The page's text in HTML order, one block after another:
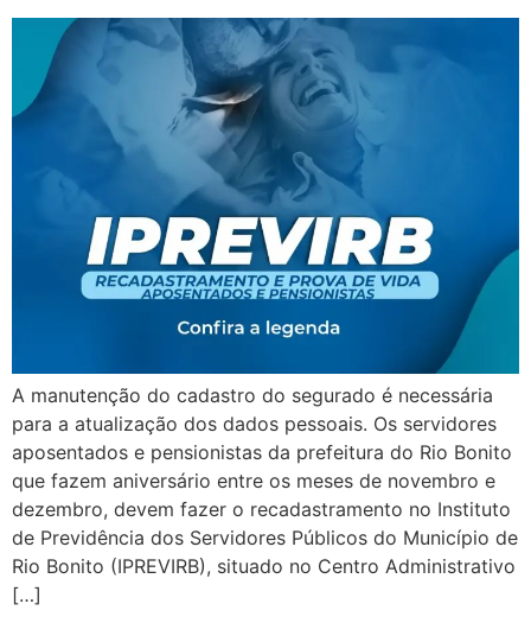
A manutenção do cadastro do segurado é necessária
para a atualização dos dados pessoais. Os servidores
aposentados e pensionistas da prefeitura do Rio Bonito
que fazem aniversário entre os meses de novembro e
dezembro, devem fazer o recadastramento no Instituto
de Previdência dos Servidores Públicos do Município de
Rio Bonito (IPREVIRB), situado no Centro Administrativo
[…]